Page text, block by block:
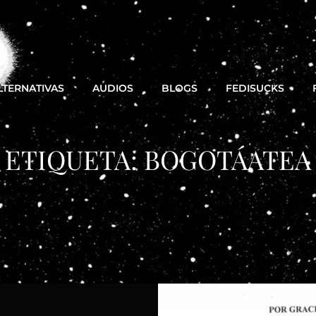
AUDIOS BLOGS FEDISUCKS
ETIQUETA:BOGOTÁATEA